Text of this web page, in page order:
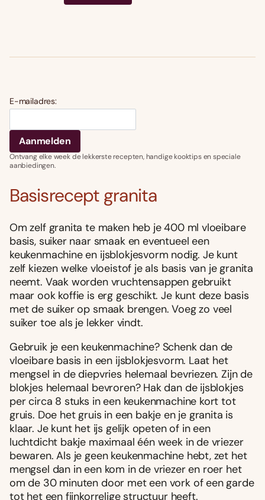
E-mailadres:
Ontvang elke week de lekkerste recepten, handige kooktips en speciale
aanbiedingen.
Basisrecept granita
Om zelf granita te maken heb je 400 ml vloeibare
basis, suiker naar smaak en eventueel een
keukenmachine en ijsblokjesvorm nodig. Je kunt
zelf kiezen welke vloeistof je als basis van je granita
neemt. Vaak worden vruchtensappen gebruikt
maar ook koffie is erg geschikt. Je kunt deze basis
met de suiker op smaak brengen. Voeg zo veel
suiker toe als je lekker vindt.
Gebruik je een keukenmachine? Schenk dan de
vloeibare basis in een ijsblokjesvorm. Laat het
mengsel in de diepvries helemaal bevriezen. Zijn de
blokjes helemaal bevroren? Hak dan de ijsblokjes
per circa 8 stuks in een keukenmachine kort tot
gruis. Doe het gruis in een bakje en je granita is
klaar. Je kunt het ijs gelijk opeten of in een
luchtdicht bakje maximaal één week in de vriezer
bewaren. Als je geen keukenmachine hebt, zet het
mengsel dan in een kom in de vriezer en roer het
om de 30 minuten door met een vork of een garde
tot het een fijnkorrelige structuur heeft.